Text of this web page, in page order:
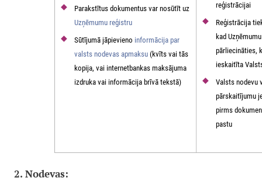
Parakstītus dokumentus var nosūtīt uz
Uzņēmumu reģistru
Sūtījumā jāpievieno informācija par
valsts nodevas apmaksu (kvīts vai tās
kopija, vai internetbankas maksājuma
izdruka vai informācija brīvā tekstā)
reģistrācijai
Reģistrācija
kad
pārliecināties,
ieskaitīta
Valsts nodevu
pārskaitījumu
pirms
pastu
2. Nodevas: